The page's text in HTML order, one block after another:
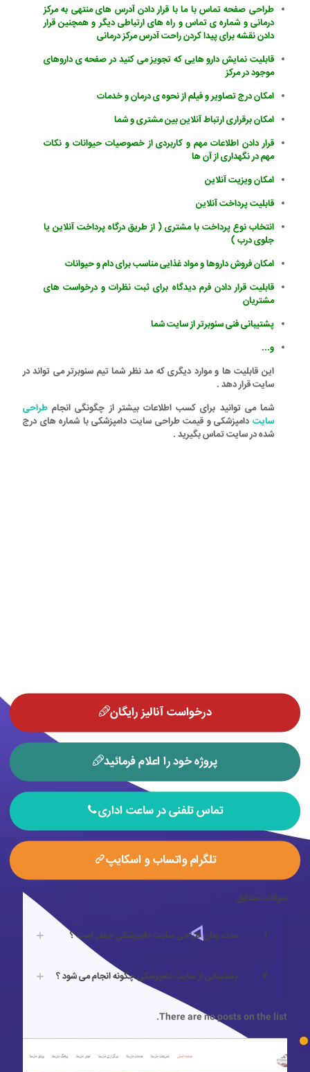
طراحی صفحه تماس با ما با قرار دادن آدرس های منتهی به مرکز
درمانی و شماره ی تماس و راه های ارتباطی دیگر و همچنین قرار
دادن نقشه برای پیدا کردن راحت آدرس مرکز درمانی
قابلیت نمایش دارو هایی که تجویز می کنید در صفحه ی داروهای
موجود در مرکز
امکان درج تصاویر و فیلم از نحوه ی درمان و خدمات
امکان برقراری ارتباط آنلاین بین مشتری و شما
قرار دادن اطلاعات مهم و کاربردی از خصوصیات حیوانات و نکات
مهم در نگهداری از آن ها
امکان ویزیت آنلاین
قابلیت پرداخت آنلاین
انتخاب نوع پرداخت با مشتری ( از طریق درگاه پرداخت آنلاین یا
جلوی درب )
امکان فروش داروها و مواد غذایی مناسب برای دام و حیوانات
قابلیت قرار دادن فرم دیدگاه برای ثبت نظرات و درخواست های
مشتریان
پشتیبانی فنی سئوبرتر از سایت شما
و...
این قابلیت ها و موارد دیگری که مد نظر شما تیم سئوبرترمی تواند در
سایت قرار دهد .
شما می توانید برای کسب اطلاعات بیشتر از چگونگی انجام طراحی
سایت دامپزشکیو قیمت طراحی سایت دامپزشکیبا شماره های درج
شده در سایت تماس بگیرید .
درخواست آنالیز رایگان
پروژه خود را اعلام فرمائید
تماس تلفنی در ساعت اداری
تلگرام واتساب و اسکایپ
سوالات متداول
1 مدت زمان طراحی سایت دامپزشکی چقدر است ؟
2 پشتیبانی از سایت دامپزشکی چگونه انجام می شود ؟
There are no posts on the list.